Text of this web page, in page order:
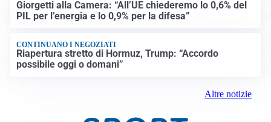
Giorgetti alla Camera: “All’UE chiederemo lo 0,6% del
PIL per l’energia e lo 0,9% per la difesa”
CONTINUANO I NEGOZIATI
Riapertura stretto di Hormuz, Trump: “Accordo
possibile oggi o domani”
Altre notizie